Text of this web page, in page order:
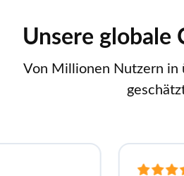
Unsere globale
Von Millionen Nutzern in